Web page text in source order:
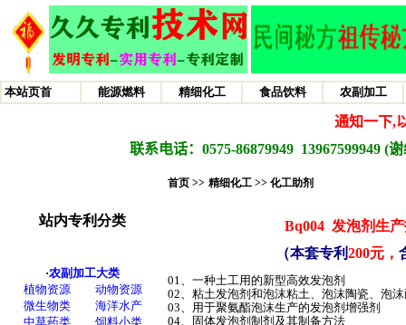
首页 >> 精细化工 >> 化工助剂
Bq004 发泡剂生
（本套专利200元，
01、一种土工用的新型高效发泡剂
02、粘土发泡剂和泡沫粘土、泡沫陶瓷、泡
03、用于聚氨酯泡沫生产的发泡剂增强剂
04、固体发泡剂制剂及其制备方法